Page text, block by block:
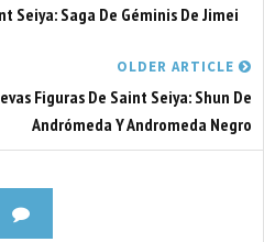
Seiya: Saga De Géminis De Jimei
OLDER ARTICLE
Figuras De Saint Seiya: Shun De
Andrómeda Y Andromeda Negro